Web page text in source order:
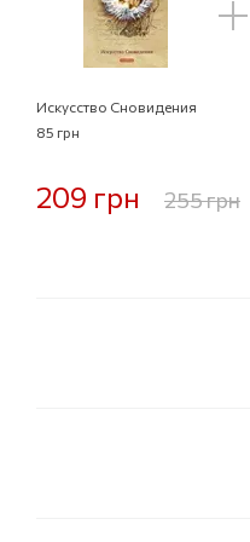
Искусство Сновидения
85 грн
209 грн 255 грн